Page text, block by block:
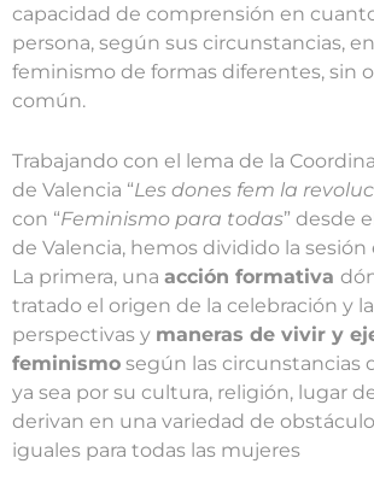
capacidad de comprensión en
persona, según sus circunstancias,
feminismo de formas diferentes, sin
común.
Trabajando con el lema de la
de Valencia “Les dones fem la
con “Feminismo para todas” desde
de Valencia, hemos dividido la sesión
La primera, una acción formativa
tratado el origen de la celebración y
perspectivas y maneras de vivir y
feminismo según las circunstancias
ya sea por su cultura, religión, lugar
derivan en una variedad de
iguales para todas las mujeres